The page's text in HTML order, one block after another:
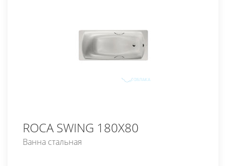
ROCA SWING 180Х80
Ванна стальная